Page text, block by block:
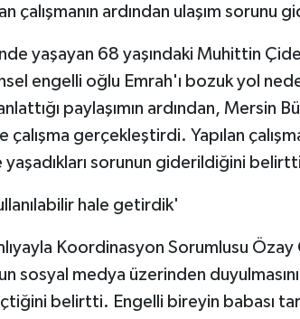
çalışmanın ardından ulaşım sorunu
yaşayan 68 yaşındaki Muhittin
engelli oğlu Emrah'ı bozuk yol
paylaşımın ardından, Mersin
gerçekleştirdi. Yapılan
sorunun giderildiğini
hale getirdik'
Koordinasyon Sorumlusu Özay
sosyal medya üzerinden
belirtti. Engelli bireyin babası